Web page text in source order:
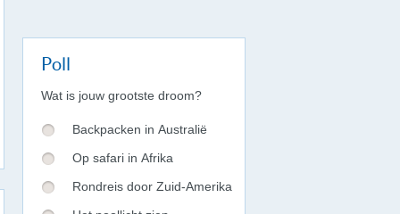
Poll
Wat is jouw grootste droom?
Backpacken in Australië
Op safari in Afrika
Rondreis door Zuid-Amerika